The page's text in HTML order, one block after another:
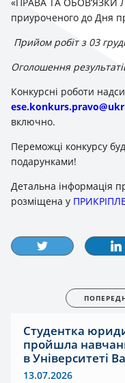
приуроченого до Дня
Прийом робітз 03
Оголошення
Конкурсні роботи
включно.
Переможці конкурсу
подарунками!
Детальна інформація
розміщена у
Студентка
пройшла
в Університеті
13.07.2026